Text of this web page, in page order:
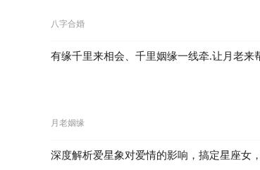
八字合婚
有缘千里来相会、千里姻缘一线牵.让月老
月老姻缘
深度解析爱星象对爱情的影响，搞定星座女